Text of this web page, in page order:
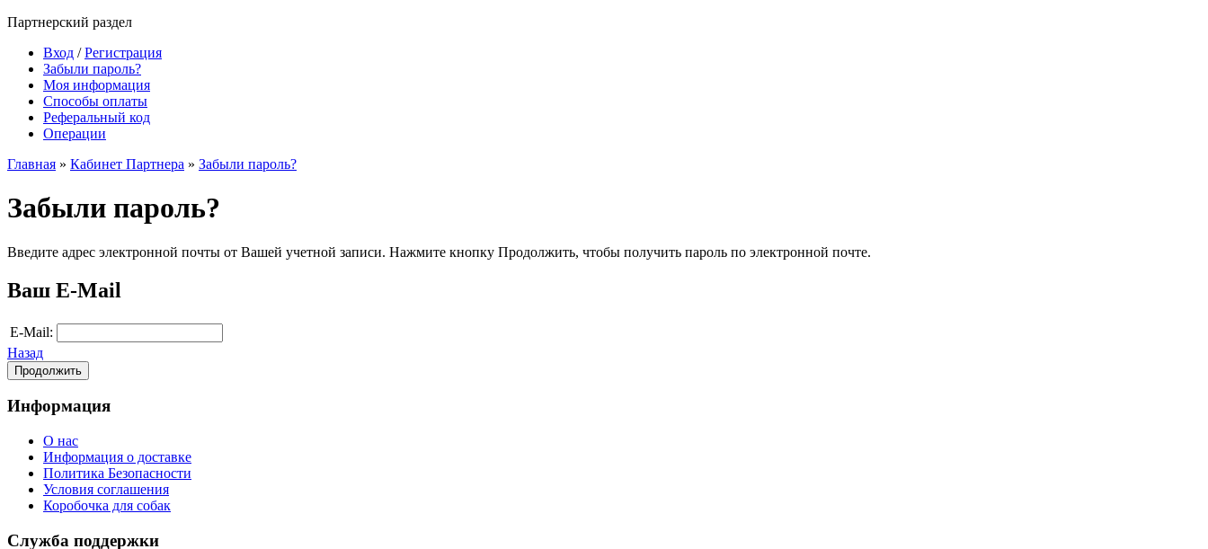
Партнерский раздел
Вход /Регистрация
Забыли пароль?
Моя информация
Способы оплаты
Реферальный код
Операции
Главная » Кабинет Партнера » Забыли пароль?
Забыли пароль?
Введите адрес электронной почты от Вашей учетной записи. Нажмите кнопку Продолжить, чтобы получить пароль по электронной почте.
Ваш E-Mail
E-Mail:
Назад
Информация
О нас
Информация о доставке
Политика Безопасности
Условия соглашения
Коробочка для собак
Служба поддержки